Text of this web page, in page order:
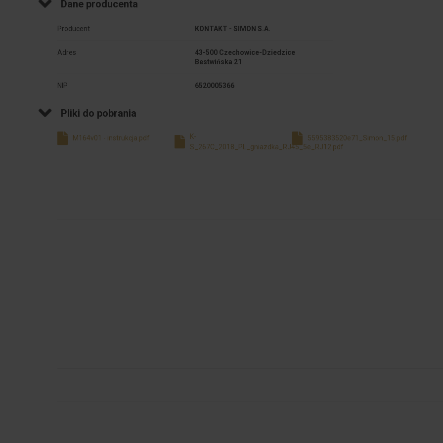
Dane producenta
Producent KONTAKT - SIMON S.A.
Adres
43-500 Czechowice-Dziedzice
Bestwińska 21
NIP 6520005366
Pliki do pobrania
M164v01 - instrukcja.pdf
K-
S_267C_2018_PL_gniazdka_RJ45_5e_RJ12.pdf
5595383520e71_Simon_15.pdf